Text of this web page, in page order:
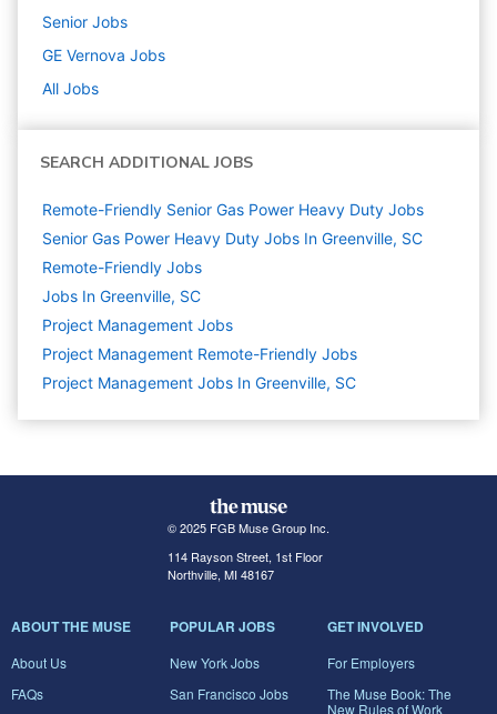
Senior Jobs
GE Vernova Jobs
All Jobs
SEARCH ADDITIONAL JOBS
Remote-Friendly Senior Gas Power Heavy Duty Jobs
Senior Gas Power Heavy Duty Jobs In Greenville, SC
Remote-Friendly Jobs
Jobs In Greenville, SC
Project Management Jobs
Project Management Remote-Friendly Jobs
Project Management Jobs In Greenville, SC
© 2025 FGB Muse Group Inc.
114 Rayson Street, 1st Floor
Northville, MI 48167
ABOUT THE MUSE
About Us
FAQs
POPULAR JOBS
New York Jobs
San Francisco Jobs
GET INVOLVED
For Employers
The Muse Book: The
New Rules of Work